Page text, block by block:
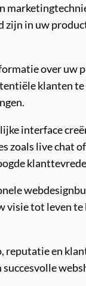
zijn in uw
over uw
klanten
interface
zoals live chat
visie tot leven te
reputatie en